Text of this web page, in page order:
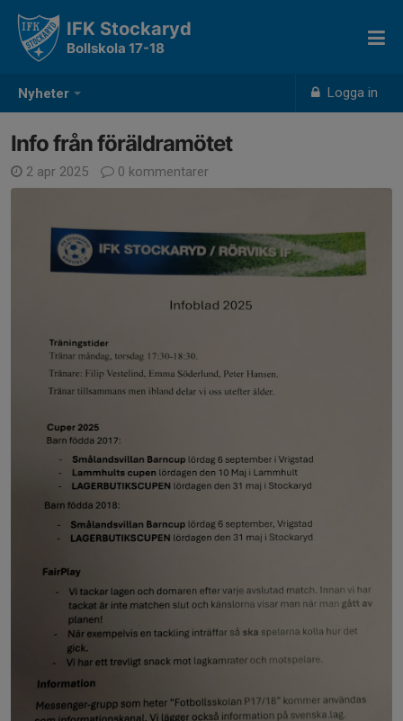
Nyheter Logga in
IFK Stockaryd
Bollskola 17-18
Info från föräldramötet
2 apr 2025 0 kommentarer